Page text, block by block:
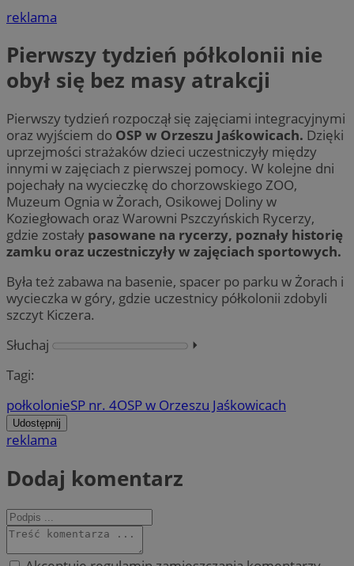
reklama
Pierwszy tydzień półkolonii nie
obył się bez masy atrakcji
Pierwszy tydzień rozpoczął się zajęciami integracyjnymi
oraz wyjściem do OSP w Orzeszu Jaśkowicach. Dzięki
uprzejmości strażaków dzieci uczestniczyły między
innymi w zajęciach z pierwszej pomocy. W kolejne dni
pojechały na wycieczkę do chorzowskiego ZOO,
Muzeum Ognia w Żorach, Osikowej Doliny w
Koziegłowach oraz Warowni Pszczyńskich Rycerzy,
gdzie zostały pasowane na rycerzy, poznały historię
zamku oraz uczestniczyły w zajęciach sportowych.
Była też zabawa na basenie, spacer po parku w Żorach i
wycieczka w góry, gdzie uczestnicy półkolonii zdobyli
szczyt Kiczera.
Słuchaj
⏵︎
Tagi:
połkolonieSP nr. 4OSP w Orzeszu Jaśkowicach
Udostępnij
reklama
Dodaj komentarz